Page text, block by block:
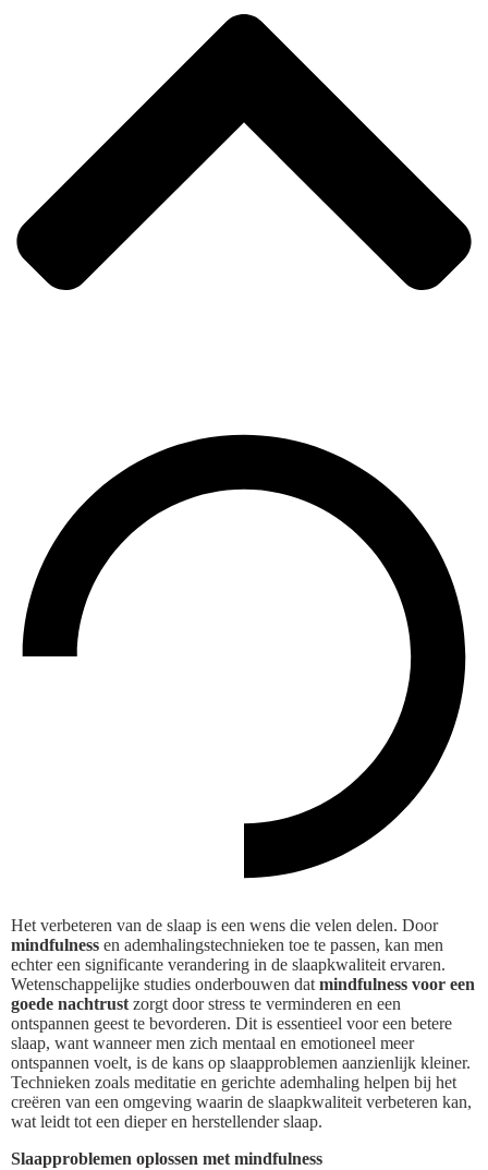
Het verbeteren van de slaap is een wens die velen delen. Door
mindfulness en ademhalingstechnieken toe te passen, kan men
echter een significante verandering in de slaapkwaliteit ervaren.
Wetenschappelijke studies onderbouwen dat mindfulness voor een
goede nachtrust zorgt door stress te verminderen en een
ontspannen geest te bevorderen. Dit is essentieel voor een betere
slaap, want wanneer men zich mentaal en emotioneel meer
ontspannen voelt, is de kans op slaapproblemen aanzienlijk kleiner.
Technieken zoals meditatie en gerichte ademhaling helpen bij het
creëren van een omgeving waarin de slaapkwaliteit verbeteren kan,
wat leidt tot een dieper en herstellender slaap.
Slaapproblemen oplossen met mindfulness